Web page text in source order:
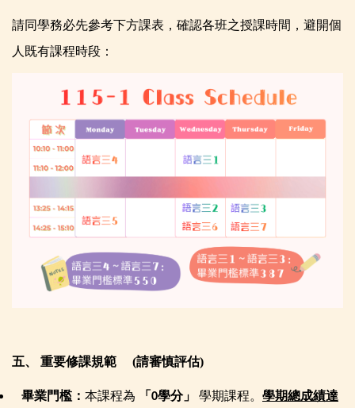
請同學務必先參考下方課表，確認各班之授課時間，避開個
人既有課程時段：
五、 重要修課規範 (請審慎評估)
畢業門檻： 本課程為 「 0學分」 學期課程。 學期總成績達